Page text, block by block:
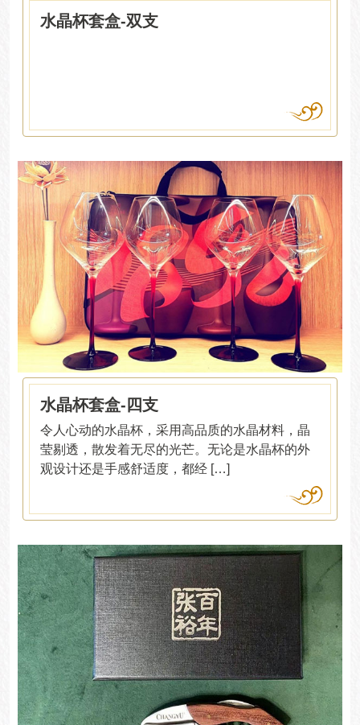
水晶杯套盒-双支
水晶杯套盒-四支
令人心动的水晶杯，采用高品质的水晶材料，晶
莹剔透，散发着无尽的光芒。无论是水晶杯的外
观设计还是手感舒适度，都经 […]